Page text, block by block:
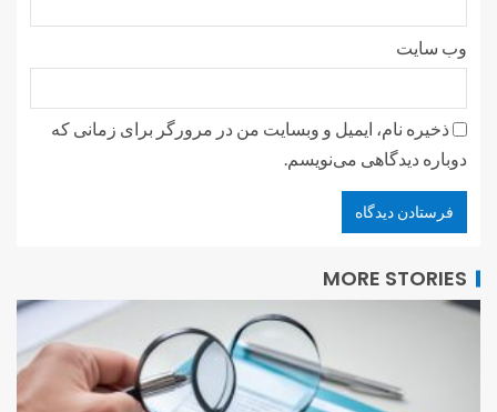
وب‌ سایت
ذخیره نام، ایمیل و وبسایت من در مرورگر برای زمانی که
دوباره دیدگاهی می‌نویسم.
MORE STORIES